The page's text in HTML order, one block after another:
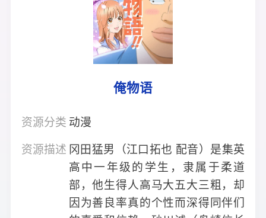
俺物语
资源分类 动漫
资源描述 冈田猛男（江口拓也 配音）是集英
高中一年级的学生，隶属于柔道
部，他生得人高马大五大三粗，却
因为善良率真的个性而深得同伴们